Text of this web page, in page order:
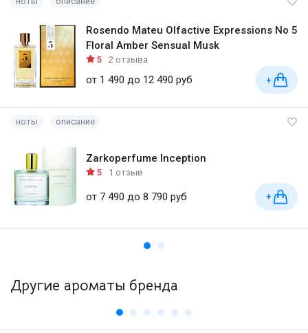
Rosendo Mateu Olfactive Expressions No 5
Floral Amber Sensual Musk
5 2 отзыва
от 1 490 до 12 490 руб +
ноты описание
Zarkoperfume Inception
5 1 отзыв
от 7 490 до 8 790 руб +
Другие ароматы бренда